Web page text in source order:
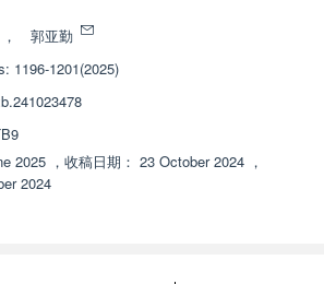
，
郭亚勤
1196-1201(2025)
2025 ， 收稿日期： 23 October 2024 ，
2024